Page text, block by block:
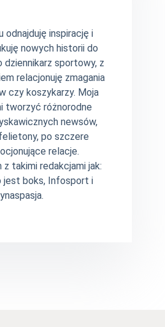
odnajduję inspirację i
nowych historii do
dziennikarz sportowy, z
relacjonuję zmagania
czy koszykarzy. Moja
tworzyć różnorodne
newsów,
po szczere
relacje.
z takimi redakcjami jak:
jest boks, Infosport i